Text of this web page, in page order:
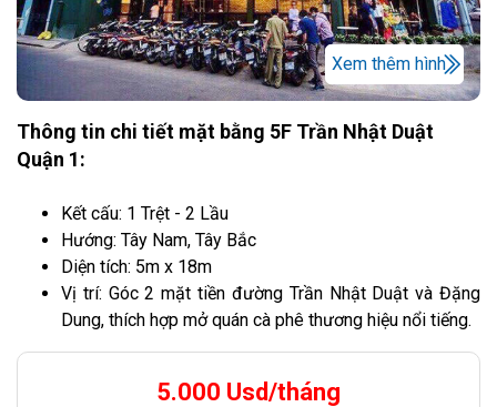
Xem thêm hình
Thông tin chi tiết mặt bằng 5F Trần Nhật Duật
Quận 1:
Kết cấu: 1 Trệt - 2 Lầu
Hướng: Tây Nam, Tây Bắc
Diện tích: 5m x 18m
Vị trí: Góc 2 mặt tiền đường Trần Nhật Duật và Đặng
Dung, thích hợp mở quán cà phê thương hiệu nổi tiếng.
5.000 Usd/tháng